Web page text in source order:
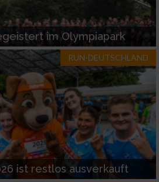
im Olympiapark
RUN-DEUTSCHLAND
ist restlos ausverkauft